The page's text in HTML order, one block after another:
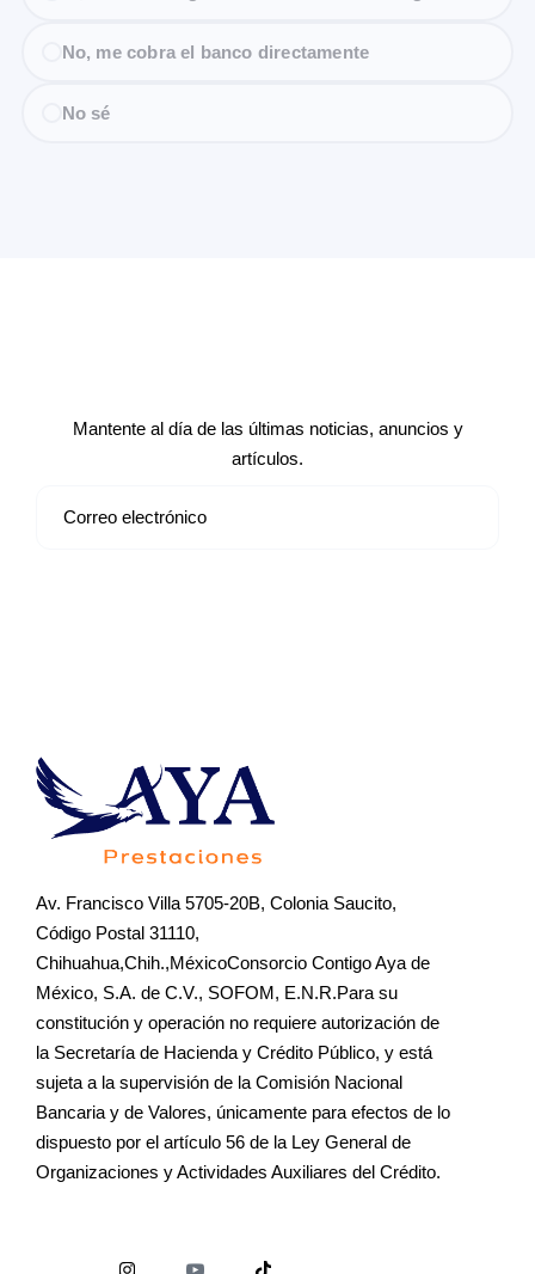
No, me cobra el banco directamente
No sé
Mantente al día de las últimas noticias, anuncios y
artículos.
Av. Francisco Villa 5705-20B, Colonia Saucito,
Código Postal 31110,
Chihuahua,Chih.,MéxicoConsorcio Contigo Aya de
México, S.A. de C.V., SOFOM, E.N.R.Para su
constitución y operación no requiere autorización de
la Secretaría de Hacienda y Crédito Público, y está
sujeta a la supervisión de la Comisión Nacional
Bancaria y de Valores, únicamente para efectos de lo
dispuesto por el artículo 56 de la Ley General de
Organizaciones y Actividades Auxiliares del Crédito.